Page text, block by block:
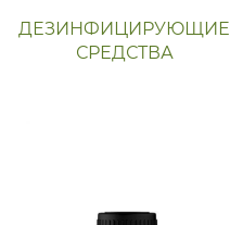
ДЕЗИНФИЦИРУЮЩИЕ
СРЕДСТВА